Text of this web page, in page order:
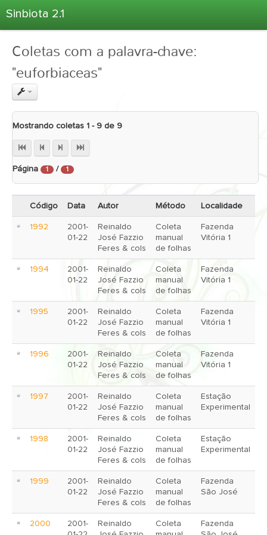
Sinbiota 2.1
Informações Ambientais
Coletas
Projetos
Unidades Depositárias
Atlas 2.1
Estatísticas
Login
Coletas com a palavra-chave:
"euforbiaceas"
Mostrando coletas 1 - 9 de 9
Página 1 / 1
Código Data Autor Método Localidade
1992
2001-
01-22
Reinaldo
José Fazzio
Feres & cols
Coleta
manual
de folhas
Fazenda
Vitória 1
1994
2001-
01-22
Reinaldo
José Fazzio
Feres & cols
Coleta
manual
de folhas
Fazenda
Vitória 1
1995
2001-
01-22
Reinaldo
José Fazzio
Feres & cols
Coleta
manual
de folhas
Fazenda
Vitória 1
1996
2001-
01-22
Reinaldo
José Fazzio
Feres & cols
Coleta
manual
de folhas
Fazenda
Vitória 1
1997
2001-
01-22
Reinaldo
José Fazzio
Feres & cols
Coleta
manual
de folhas
Estação
Experimental
1998
2001-
01-22
Reinaldo
José Fazzio
Feres & cols
Coleta
manual
de folhas
Estação
Experimental
1999
2001-
01-22
Reinaldo
José Fazzio
Feres & cols
Coleta
manual
de folhas
Fazenda
São José
2000
2001-
Reinaldo
Coleta
Fazenda